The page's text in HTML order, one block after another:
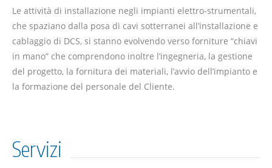
Le attività di installazione negli impianti elettro-strumentali,
che spaziano dalla posa di cavi sotterranei all’installazione e
cablaggio di DCS, si stanno evolvendo verso forniture “chiavi
in mano” che comprendono inoltre l’ingegneria, la gestione
del progetto, la fornitura dei materiali, l’avvio dell’impianto e
la formazione del personale del Cliente.
Servizi